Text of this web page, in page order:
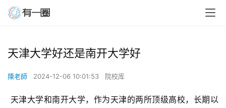
天津大学好还是南开大学好
陳老師 2024-12-06 10:01:53 院校库